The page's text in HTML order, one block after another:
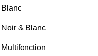
Blanc
Noir & Blanc
Multifonction